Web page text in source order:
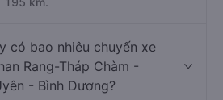
có bao nhiêu chuyến xe
Rang-Tháp Chàm -
- Bình Dương?